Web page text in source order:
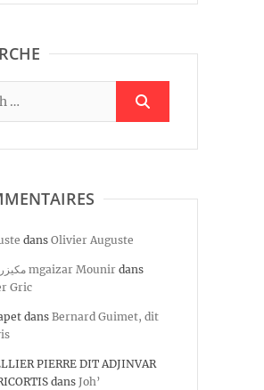
dans Olivier Auguste
مكيزر منير mgaizar Mounir dans
Gric
dans Bernard Guimet, dit
PIERRE DIT ADJINVAR
dans Joh’